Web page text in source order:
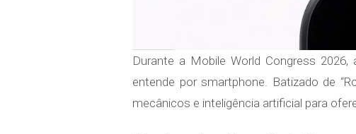
Durante a Mobile World Congress
entende por smartphone. Batizado de
mecânicos e inteligência artificial para